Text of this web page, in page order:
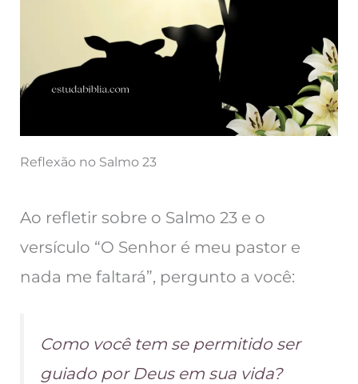
Reflexão no Salmo 23
Ao refletir sobre o Salmo 23 e o
versículo “O Senhor é meu pastor e
nada me faltará”, pergunto a você:
Como você tem se permitido ser
guiado por Deus em sua vida?